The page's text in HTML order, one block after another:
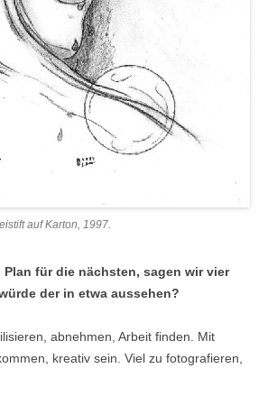
auf Karton, 1997.
Plan für die nächsten, sagen wir vier
der in etwa aussehen?
abnehmen, Arbeit finden. Mit
kreativ sein. Viel zu fotografieren,